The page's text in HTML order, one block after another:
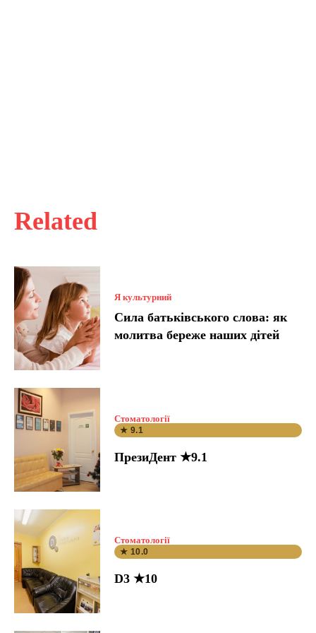
Related
Я культурний
Сила батьківського слова: як
молитва береже наших дітей
Стоматології
★ 9.1
ПрезиДент ★9.1
Стоматології
★ 10.0
D3 ★10